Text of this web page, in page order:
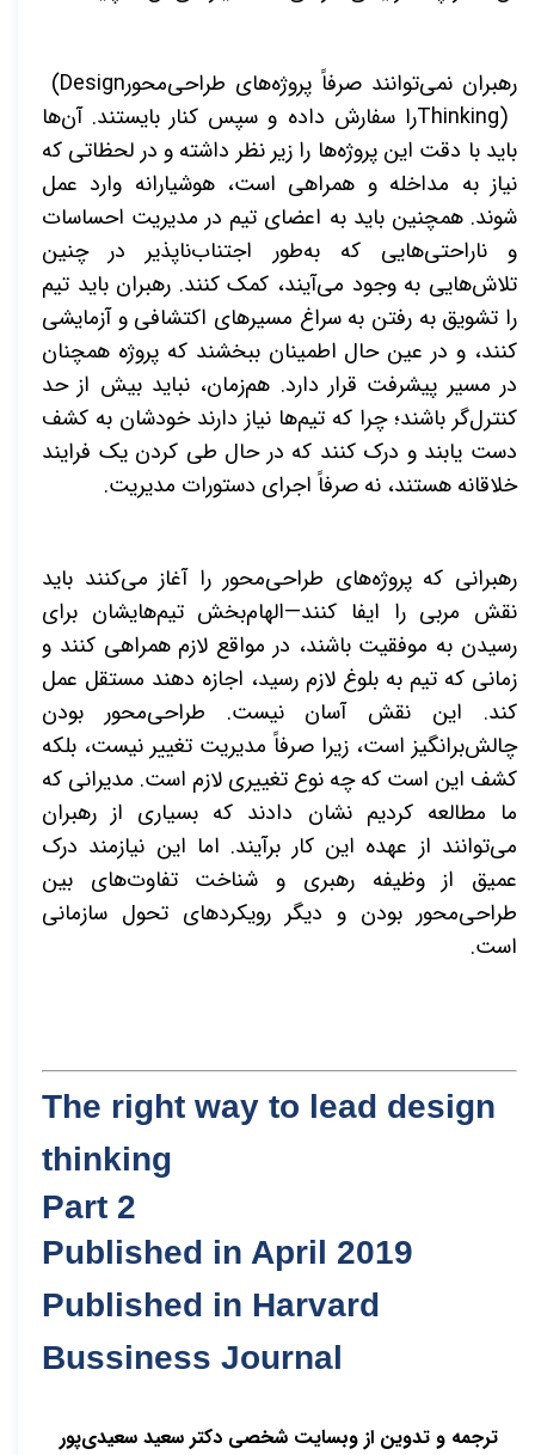
رهبران نمی‌توانند صرفاً پروژه‌های طراحی‌محور(Design
Thinking)را سفارش داده و سپس کنار بایستند. آن‌ها
باید با دقت این پروژه‌ها را زیر نظر داشته و در لحظاتی که
نیاز به مداخله و همراهی است، هوشیارانه وارد عمل
شوند. همچنین باید به اعضای تیم در مدیریت احساسات
و ناراحتی‌هایی که به‌طور اجتناب‌ناپذیر در چنین
تلاش‌هایی به وجود می‌آیند، کمک کنند. رهبران باید تیم
را تشویق به رفتن به سراغ مسیرهای اکتشافی و آزمایشی
کنند، و در عین حال اطمینان ببخشند که پروژه همچنان
در مسیر پیشرفت قرار دارد. هم‌زمان، نباید بیش از حد
کنترل‌گر باشند؛ چرا که تیم‌ها نیاز دارند خودشان به کشف
دست یابند و درک کنند که در حال طی کردن یک فرایند
خلاقانه هستند، نه صرفاً اجرای دستورات مدیریت.
رهبرانی که پروژه‌های طراحی‌محور را آغاز می‌کنند باید
نقش مربی را ایفا کنند—الهام‌بخش تیم‌هایشان برای
رسیدن به موفقیت باشند، در مواقع لازم همراهی کنند و
زمانی که تیم به بلوغ لازم رسید، اجازه دهند مستقل عمل
کند. این نقش آسان نیست. طراحی‌محور بودن
چالش‌برانگیز است، زیرا صرفاً مدیریت تغییر نیست، بلکه
کشف این است که چه نوع تغییری لازم است. مدیرانی که
ما مطالعه کردیم نشان دادند که بسیاری از رهبران
می‌توانند از عهده این کار برآیند. اما این نیازمند درک
عمیق از وظیفه رهبری و شناخت تفاوت‌های بین
طراحی‌محور بودن و دیگر رویکردهای تحول سازمانی
است.
The right way to lead design
thinking
Part 2
Published in April 2019
Published in Harvard
Bussiness Journal
ترجمه و تدوین از وبسایت شخصی دکتر سعید سعیدی‌پور